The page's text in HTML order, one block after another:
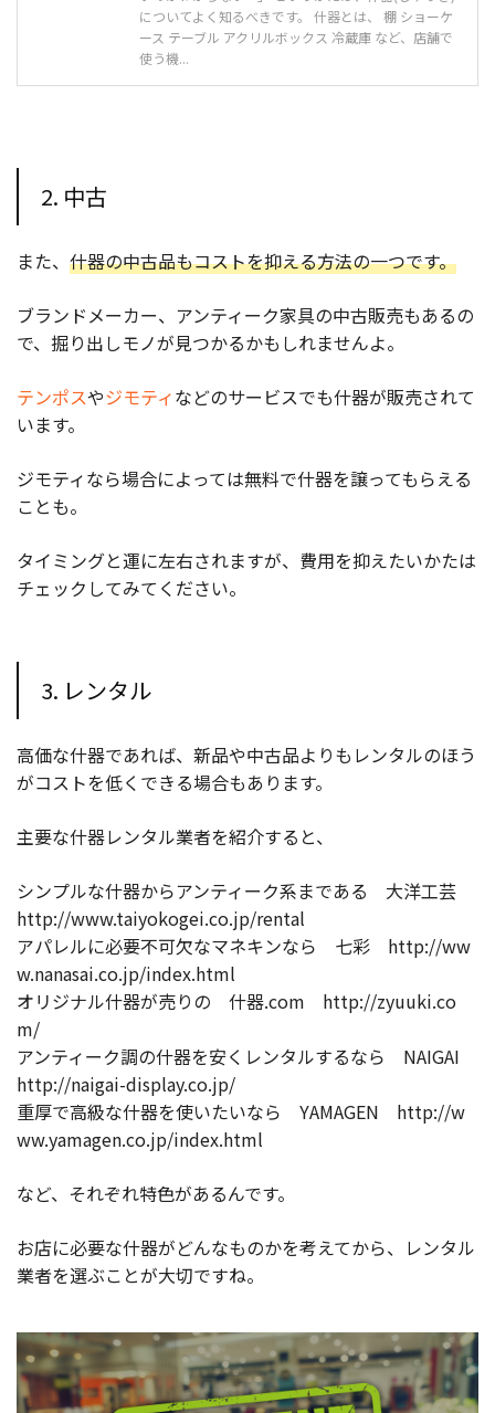
についてよく知るべきです。 什器とは、 棚 ショーケ
ース テーブル アクリルボックス 冷蔵庫 など、店舗で
使う機...
2. 中古
また、 什器の中古品もコストを抑える方法の一つです。
ブランドメーカー、アンティーク家具の中古販売もあるの
で、掘り出しモノが見つかるかもしれませんよ。
テンポスやジモティなどのサービスでも什器が販売されて
います。
ジモティなら場合によっては無料で什器を譲ってもらえる
ことも。
タイミングと運に左右されますが、費用を抑えたいかたは
チェックしてみてください。
3. レンタル
高価な什器であれば、新品や中古品よりもレンタルのほう
がコストを低くできる場合もあります。
主要な什器レンタル業者を紹介すると、
シンプルな什器からアンティーク系まである 大洋工芸
http://www.taiyokogei.co.jp/rental
アパレルに必要不可欠なマネキンなら 七彩 http://ww
w.nanasai.co.jp/index.html
オリジナル什器が売りの 什器.com http://zyuuki.co
m/
アンティーク調の什器を安くレンタルするなら NAIGAI
http://naigai-display.co.jp/
重厚で高級な什器を使いたいなら YAMAGEN http://w
ww.yamagen.co.jp/index.html
など、それぞれ特色があるんです。
お店に必要な什器がどんなものかを考えてから、レンタル
業者を選ぶことが大切ですね。